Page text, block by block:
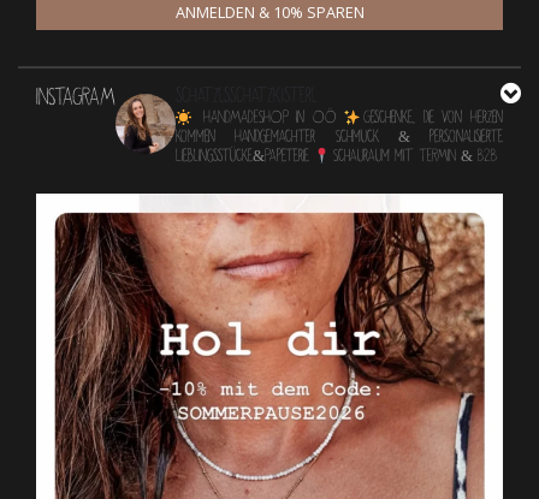
ANMELDEN & 10% SPAREN
INSTAGRAM
HANDMADESHOP in OÖ
Geschenke, die von Herzen
kommen Handgemachter Schmuck & personalisierte
Lieblingsstücke&Papeterie
Schauraum mit TERMIN & B2B